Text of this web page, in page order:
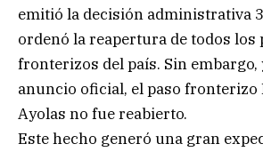
emitió la decisión administrativa
ordenó la reapertura de todos los
fronterizos del país. Sin embargo,
anuncio oficial, el paso fronterizo
Ayolas no fue reabierto.
Este hecho generó una gran